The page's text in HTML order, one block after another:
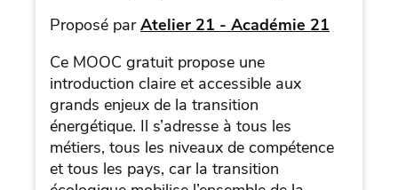
Proposé parAtelier 21 - Académie 21
Ce MOOC gratuit propose une
introduction claire et accessible aux
grands enjeux de la transition
énergétique. Il s’adresse à tous les
métiers, tous les niveaux de compétence
et tous les pays, car la transition